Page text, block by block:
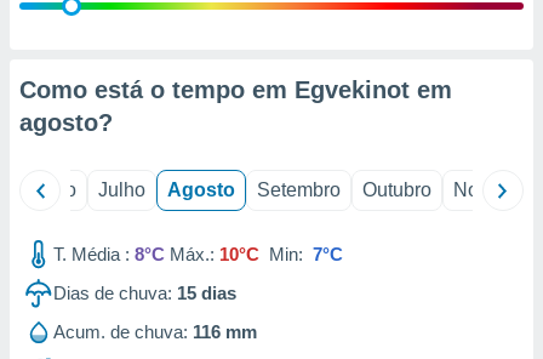
estudos
Como está o tempo em Egvekinot em
agosto?
Junho Julho Agosto Setembro Outubro Novembro
T. Média : 8°C Máx.: 10°C Min: 7°C
Dias de chuva: 15 dias
Acum. de chuva: 116 mm